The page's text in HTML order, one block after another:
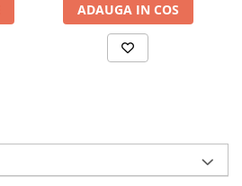
ADAUGA IN COS